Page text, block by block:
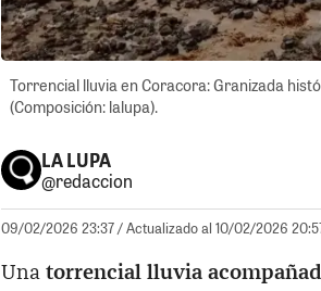
Torrencial lluvia en Coracora: Granizada
(Composición: lalupa).
LA LUPA
@redaccion
09/02/2026 23:37/ Actualizado al 10/02/2026
Una torrencial lluvia